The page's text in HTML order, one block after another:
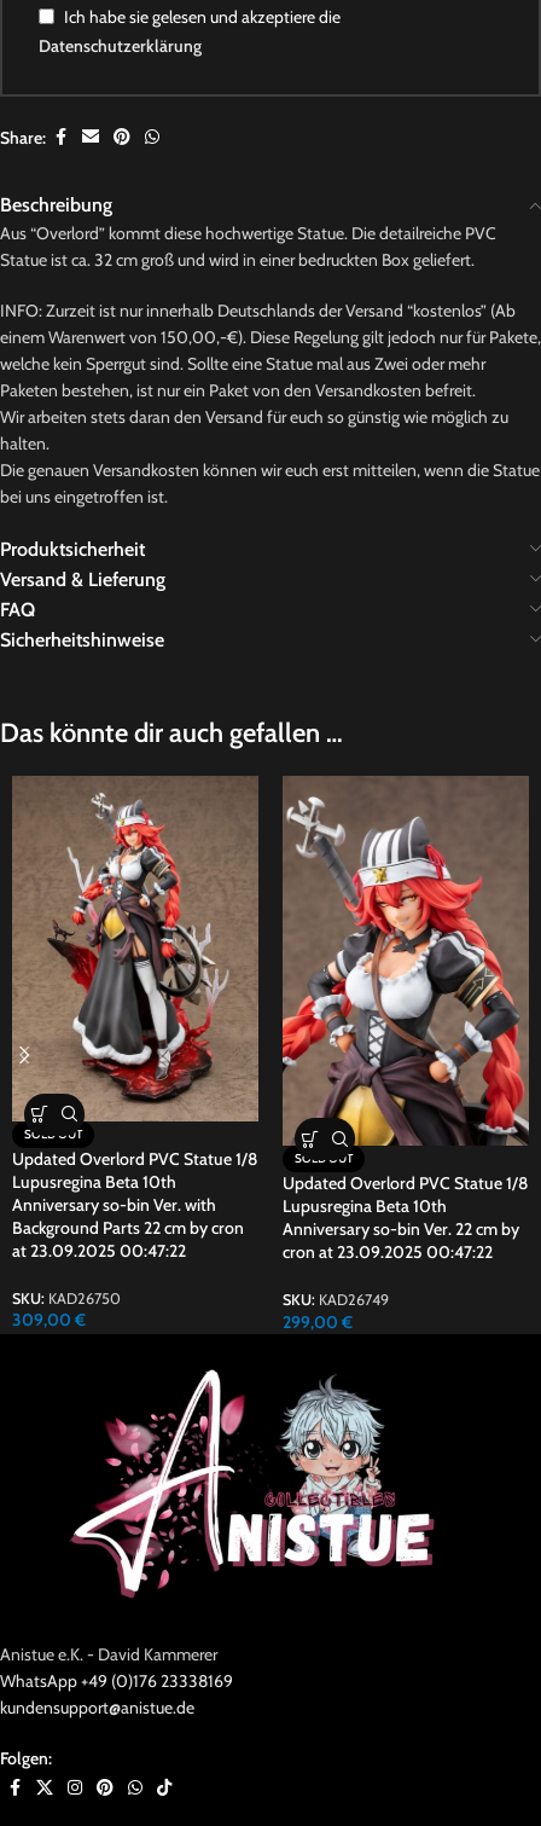
Ich habe sie gelesen und akzeptiere die
Datenschutzerklärung
Share:
Beschreibung
Aus “Overlord” kommt diese hochwertige Statue. Die detailreiche PVC
Statue ist ca. 32 cm groß und wird in einer bedruckten Box geliefert.
INFO: Zurzeit ist nur innerhalb Deutschlands der Versand “kostenlos” (Ab
einem Warenwert von 150,00,-€). Diese Regelung gilt jedoch nur für Pakete,
welche kein Sperrgut sind. Sollte eine Statue mal aus Zwei oder mehr
Paketen bestehen, ist nur ein Paket von den Versandkosten befreit.
Wir arbeiten stets daran den Versand für euch so günstig wie möglich zu
halten.
Die genauen Versandkosten können wir euch erst mitteilen, wenn die Statue
bei uns eingetroffen ist.
Produktsicherheit
Versand & Lieferung
FAQ
Sicherheitshinweise
Das könnte dir auch gefallen …
SOLD OUT
Updated Overlord PVC Statue 1/8
Lupusregina Beta 10th
Anniversary so-bin Ver. with
Background Parts 22 cm by cron
at 23.09.2025 00:47:22
SKU: KAD26750
309,00 €
SOLD OUT
Updated Overlord PVC Statue 1/8
Lupusregina Beta 10th
Anniversary so-bin Ver. 22 cm by
cron at 23.09.2025 00:47:22
SKU: KAD26749
299,00 €
Anistue e.K. - David Kammerer
WhatsApp +49 (0)176 23338169
kundensupport@anistue.de
Folgen: